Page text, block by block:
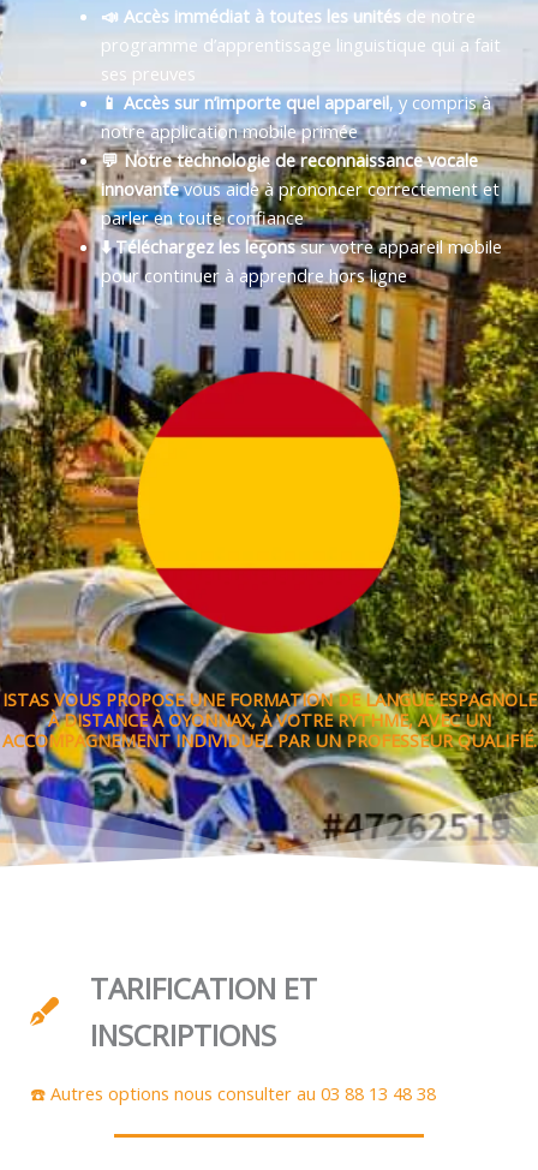
📣 Accès immédiat à toutes les unitésde notre
programme d’apprentissage linguistique qui a fait
ses preuves
📱 Accès sur n’importe quel appareil, y compris à
notre application mobile primée
💬 Notre technologie de reconnaissance vocale
innovantevous aide à prononcer correctement et
parler en toute confiance
⬇️ Téléchargez les leçonssur votre appareil mobile
pour continuer à apprendre hors ligne
ISTAS VOUS PROPOSE UNE FORMATION DE LANGUE ESPAGNOLE
À DISTANCE À OYONNAX, À VOTRE RYTHME, AVEC UN
ACCOMPAGNEMENT INDIVIDUEL PAR UN PROFESSEUR QUALIFIÉ.
TARIFICATION ET
INSCRIPTIONS
☎️ Autres options nous consulter au 03 88 13 48 38